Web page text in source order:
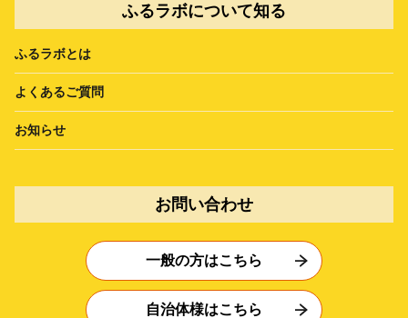
ふるラボについて知る
ふるラボとは
よくあるご質問
お知らせ
お問い合わせ
一般の方はこちら
自治体様はこちら